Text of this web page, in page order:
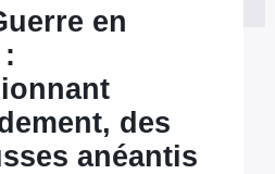
en
des
anéantis